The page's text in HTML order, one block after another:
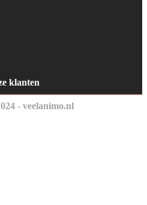
klanten
- veelanimo.nl